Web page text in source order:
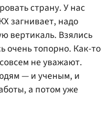
страну. У нас
загнивает, надо
вертикаль. Взялись
очень топорно. Как-то
не уважают.
— и ученым, и
а потом уже